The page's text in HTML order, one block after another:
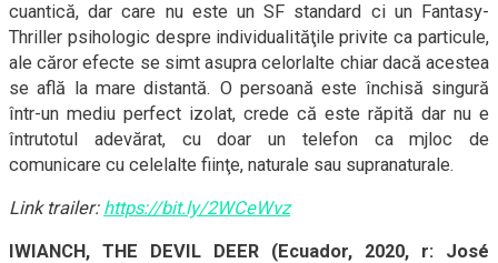
cuantică, dar care nu este un SF standard ci un Fantasy-
Thriller psihologic despre individualităţile privite ca particule,
ale căror efecte se simt asupra celorlalte chiar dacă acestea
se află la mare distantă. O persoană este închisă singură
într-un mediu perfect izolat, crede că este răpită dar nu e
întrutotul adevărat, cu doar un telefon ca mjloc de
comunicare cu celelalte fiinţe, naturale sau supranaturale.
Link trailer: https://bit.ly/2WCeWvz
IWIANCH, THE DEVIL DEER (Ecuador, 2020, r: José